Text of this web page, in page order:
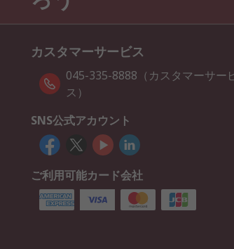
カスタマーサービス
045-335-8888（カスタマーサー
ス）
SNS公式アカウント
ご利用可能カード会社